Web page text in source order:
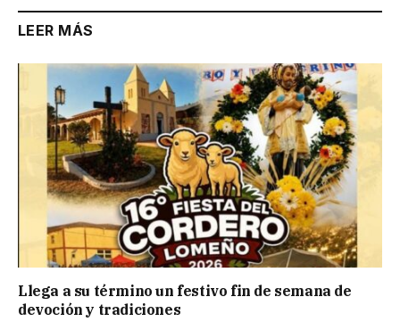
LEER MÁS
Llega a su término un festivo fin de semana de
devoción y tradiciones